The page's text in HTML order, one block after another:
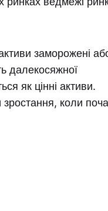
заморожені
далекосяжної
як цінні активи.
коли